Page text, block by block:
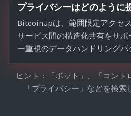
プライバシーはどのように
BitcoinUpは、範囲限定アクセ
サービス間の構造化共有をサポ
ー重視のデータハンドリングパ
ヒント：「ボット」、「コント
「プライバシー」などを検索